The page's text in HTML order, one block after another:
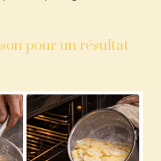
pour un résultat